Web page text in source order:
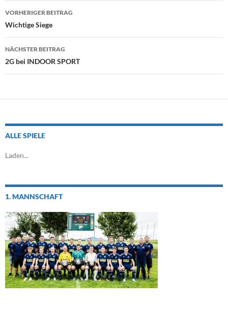
Beitragsnavigation
VORHERIGER BEITRAG
Wichtige Siege
NÄCHSTER BEITRAG
2G bei INDOOR SPORT
ALLE SPIELE
Laden...
1. MANNSCHAFT